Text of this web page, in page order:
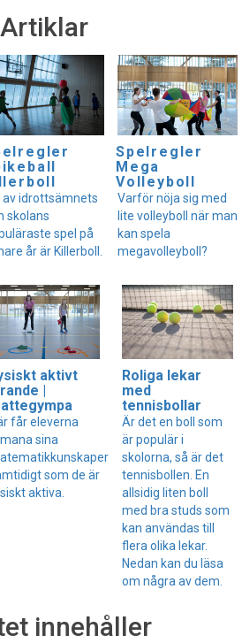
Artiklar
av idrottsämnets
skolans
spel på
år är Killerboll.
Spelregler
Mega
Volleyboll
Varför nöja sig med
lite volleyboll när man
kan spela
megavolleyboll?
aktivt
|
får eleverna
sina
som de är
aktiva.
Roliga lekar
med
tennisbollar
Är det en boll som
är populär i
skolorna, så är det
tennisbollen. En
allsidig liten boll
med bra studs som
kan användas till
flera olika lekar.
Nedan kan du läsa
om några av dem.
innehåller